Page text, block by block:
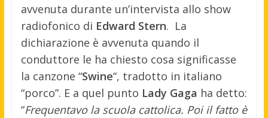
avvenuta durante un’intervista allo show
radiofonico di Edward Stern. La
dichiarazione è avvenuta quando il
conduttore le ha chiesto cosa significasse
la canzone “Swine“, tradotto in italiano
“porco”. E a quel punto Lady Gaga ha detto:
“Frequentavo la scuola cattolica. Poi il fatto è